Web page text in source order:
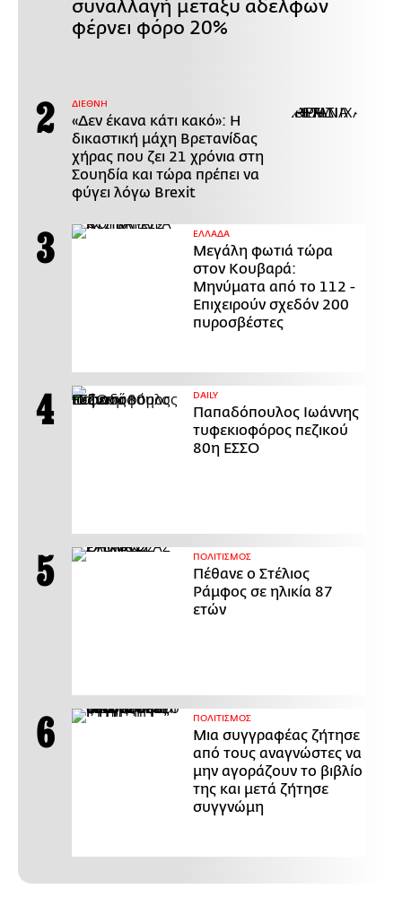
συναλλαγή μεταξύ αδελφών
φέρνει φόρο 20%
ΔΙΕΘΝΗ
«Δεν έκανα κάτι κακό»: Η
δικαστική μάχη Βρετανίδας
χήρας που ζει 21 χρόνια στη
Σουηδία και τώρα πρέπει να
φύγει λόγω Brexit
ΕΛΛΑΔΑ
Μεγάλη φωτιά τώρα
στον Κουβαρά:
Μηνύματα από το 112 -
Επιχειρούν σχεδόν 200
πυροσβέστες
DAILY
Παπαδόπουλος Ιωάννης
τυφεκιοφόρος πεζικού
80η ΕΣΣΟ
ΠΟΛΙΤΙΣΜΟΣ
Πέθανε ο Στέλιος
Ράμφος σε ηλικία 87
ετών
ΠΟΛΙΤΙΣΜΟΣ
Μια συγγραφέας ζήτησε
από τους αναγνώστες να
μην αγοράζουν το βιβλίο
της και μετά ζήτησε
συγγνώμη